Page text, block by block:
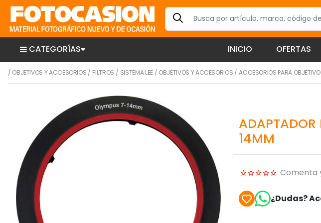
CATEGORÍAS INICIO OFERTAS
/ OBJETIVOS Y ACCESORIOS / FILTROS / SISTEMA LEE / OBJETIVOS Y ACCESORIOS /ACCESORIOS PARA
ADAPTADOR
14MM
Comenta
¿Dudas?